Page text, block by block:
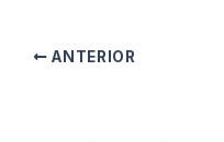
ANTERIOR